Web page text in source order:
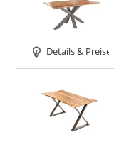
Details & Preise